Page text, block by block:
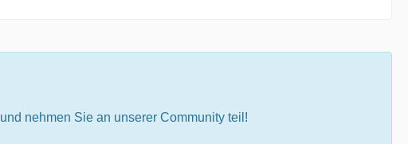
und nehmen Sie an unserer Community teil!